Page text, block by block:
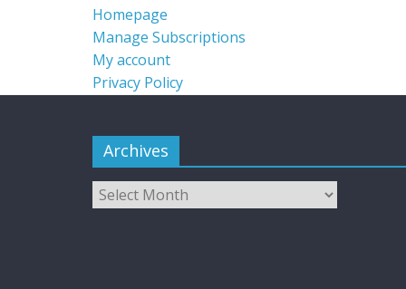
Homepage
Manage Subscriptions
My account
Privacy Policy
Archives